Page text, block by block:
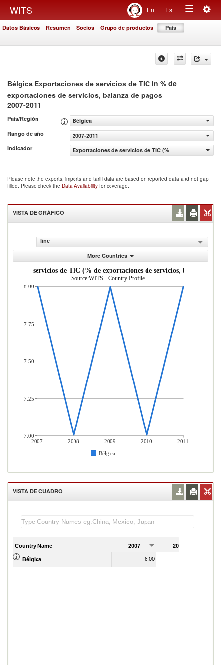
WITS En Es
Toggle
Datos Básicos Resumen Socios Grupo de productos País
Bélgica Exportaciones de servicios de TIC in % de
exportaciones de servicios, balanza de pagos
2007-2011
País/Región
Bélgica
Rango de año
2007-2011
Indicador
Exportaciones de servicios de TIC (% de exportaciones
Please note the exports, imports and tariff data are based on reported data and not gap
filled. Please check the Data Availability for coverage.
VISTA DE GRÁFICO
line
More Countries
de servicios de TIC (% de exportaciones de servicios, balanza de
Source:WITS - Country Profile
2007 2008 2009 2010
2011
Bélgica
8.00
7.75
7.50
7.25
7.00
VISTA DE CUADRO
Country Name 2007 2008
Bélgica 8.00